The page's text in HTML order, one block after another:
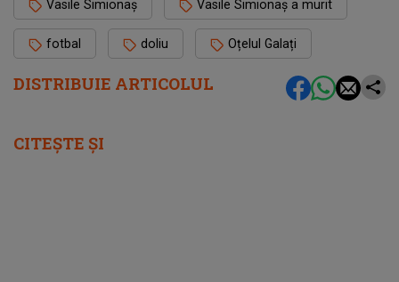
DISTRIBUIE ARTICOLUL
Vasile Simionaș Vasile Simionaș a murit
fotbal doliu Oțelul Galați
CITEȘTE ȘI